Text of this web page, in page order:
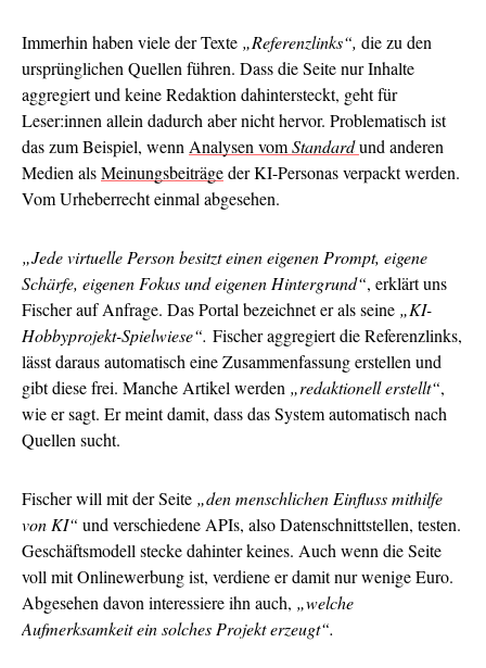
Immerhin haben viele der Texte „Referenzlinks“, die zu den
ursprünglichen Quellen führen. Dass die Seite nur Inhalte
aggregiert und keine Redaktion dahintersteckt, geht für
Leser:innen allein dadurch aber nicht hervor. Problematisch ist
das zum Beispiel, wenn Analysen vomStandardund anderen
Medien alsMeinungsbeiträgeder KI-Personas verpackt werden.
Vom Urheberrecht einmal abgesehen.
„Jede virtuelle Person besitzt einen eigenen Prompt, eigene
Schärfe, eigenen Fokus und eigenen Hintergrund“, erklärt uns
Fischer auf Anfrage. Das Portal bezeichnet er als seine „KI-
Hobbyprojekt-Spielwiese“. Fischer aggregiert die Referenzlinks,
lässt daraus automatisch eine Zusammenfassung erstellen und
gibt diese frei. Manche Artikel werden „redaktionell erstellt“,
wie er sagt. Er meint damit, dass das System automatisch nach
Quellen sucht.
Fischer will mit der Seite „den menschlichen Einfluss mithilfe
von KI“ und verschiedene APIs, also Datenschnittstellen, testen.
Geschäftsmodell stecke dahinter keines. Auch wenn die Seite
voll mit Onlinewerbung ist, verdiene er damit nur wenige Euro.
Abgesehen davon interessiere ihn auch, „welche
Aufmerksamkeit ein solches Projekt erzeugt“.